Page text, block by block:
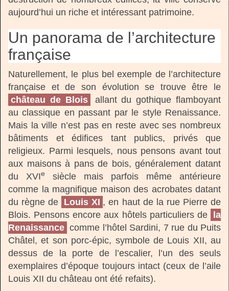
aujourd’hui un riche et intéressant patrimoine.
Un panorama de l’architecture
française
Naturellement, le plus bel exemple de l’architecture
française et de son évolution se trouve être le
château de Blois
allant du gothique flamboyant
au classique en passant par le style Renaissance.
Mais la ville n’est pas en reste avec ses nombreux
bâtiments et édifices tant publics, privés que
religieux. Parmi lesquels, nous pensons avant tout
aux maisons à pans de bois, généralement datant
du XVIe
siècle mais parfois même antérieure
comme la magnifique maison des acrobates datant
du règne de Louis XI , en haut de la rue Pierre de
Blois. Pensons encore aux hôtels particuliers de
la
Renaissance comme l’hôtel Sardini, 7 rue du Puits
Châtel, et son porc-épic, symbole de Louis XII, au
dessus de la porte de l’escalier, l’un des seuls
exemplaires d’époque toujours intact (ceux de l’aile
Louis XII du château ont été refaits).